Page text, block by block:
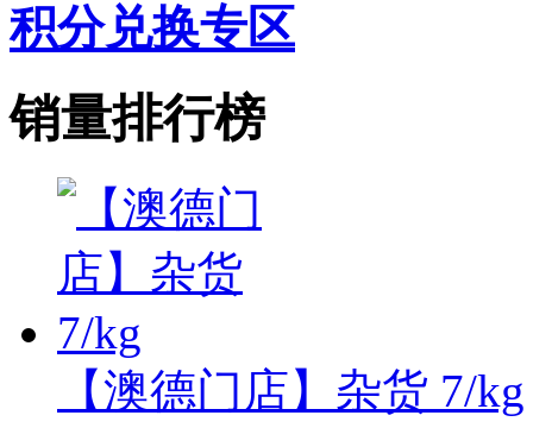
积分兑换专区
销量排行榜
【澳德门店】杂货 7/kg